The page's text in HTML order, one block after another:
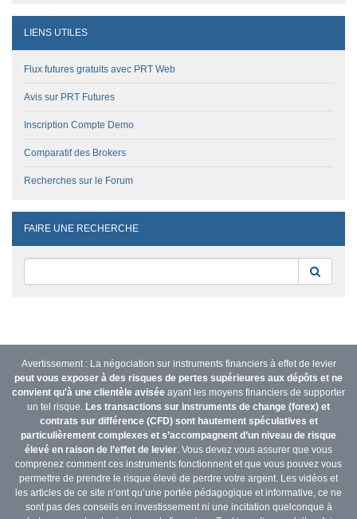
LIENS UTILES
Flux futures gratuits avec PRT Web
Avis sur PRT Futures
Inscription Compte Demo
Comparatif des Brokers
Recherches sur le Forum
FAIRE UNE RECHERCHE
Avertissement : La négociation sur instruments financiers à effet de levier
peut vous exposer à des risques de pertes supérieures aux dépôts et ne
convient qu'à une clientèle avisée ayant les moyens financiers de supporter
un tel risque. Les transactions sur instruments de change (forex) et
contrats sur différence (CFD) sont hautement spéculatives et
particulièrement complexes et s’accompagnent d’un niveau de risque
élevé en raison de l’effet de levier. Vous devez vous assurer que vous
comprenez comment ces instruments fonctionnent et que vous pouvez vous
permettre de prendre le risque élevé de perdre votre argent. Les vidéos et
les articles de ce site n’ont qu’une portée pédagogique et informative, ce ne
sont pas des conseils en investissement ni une incitation quelconque à